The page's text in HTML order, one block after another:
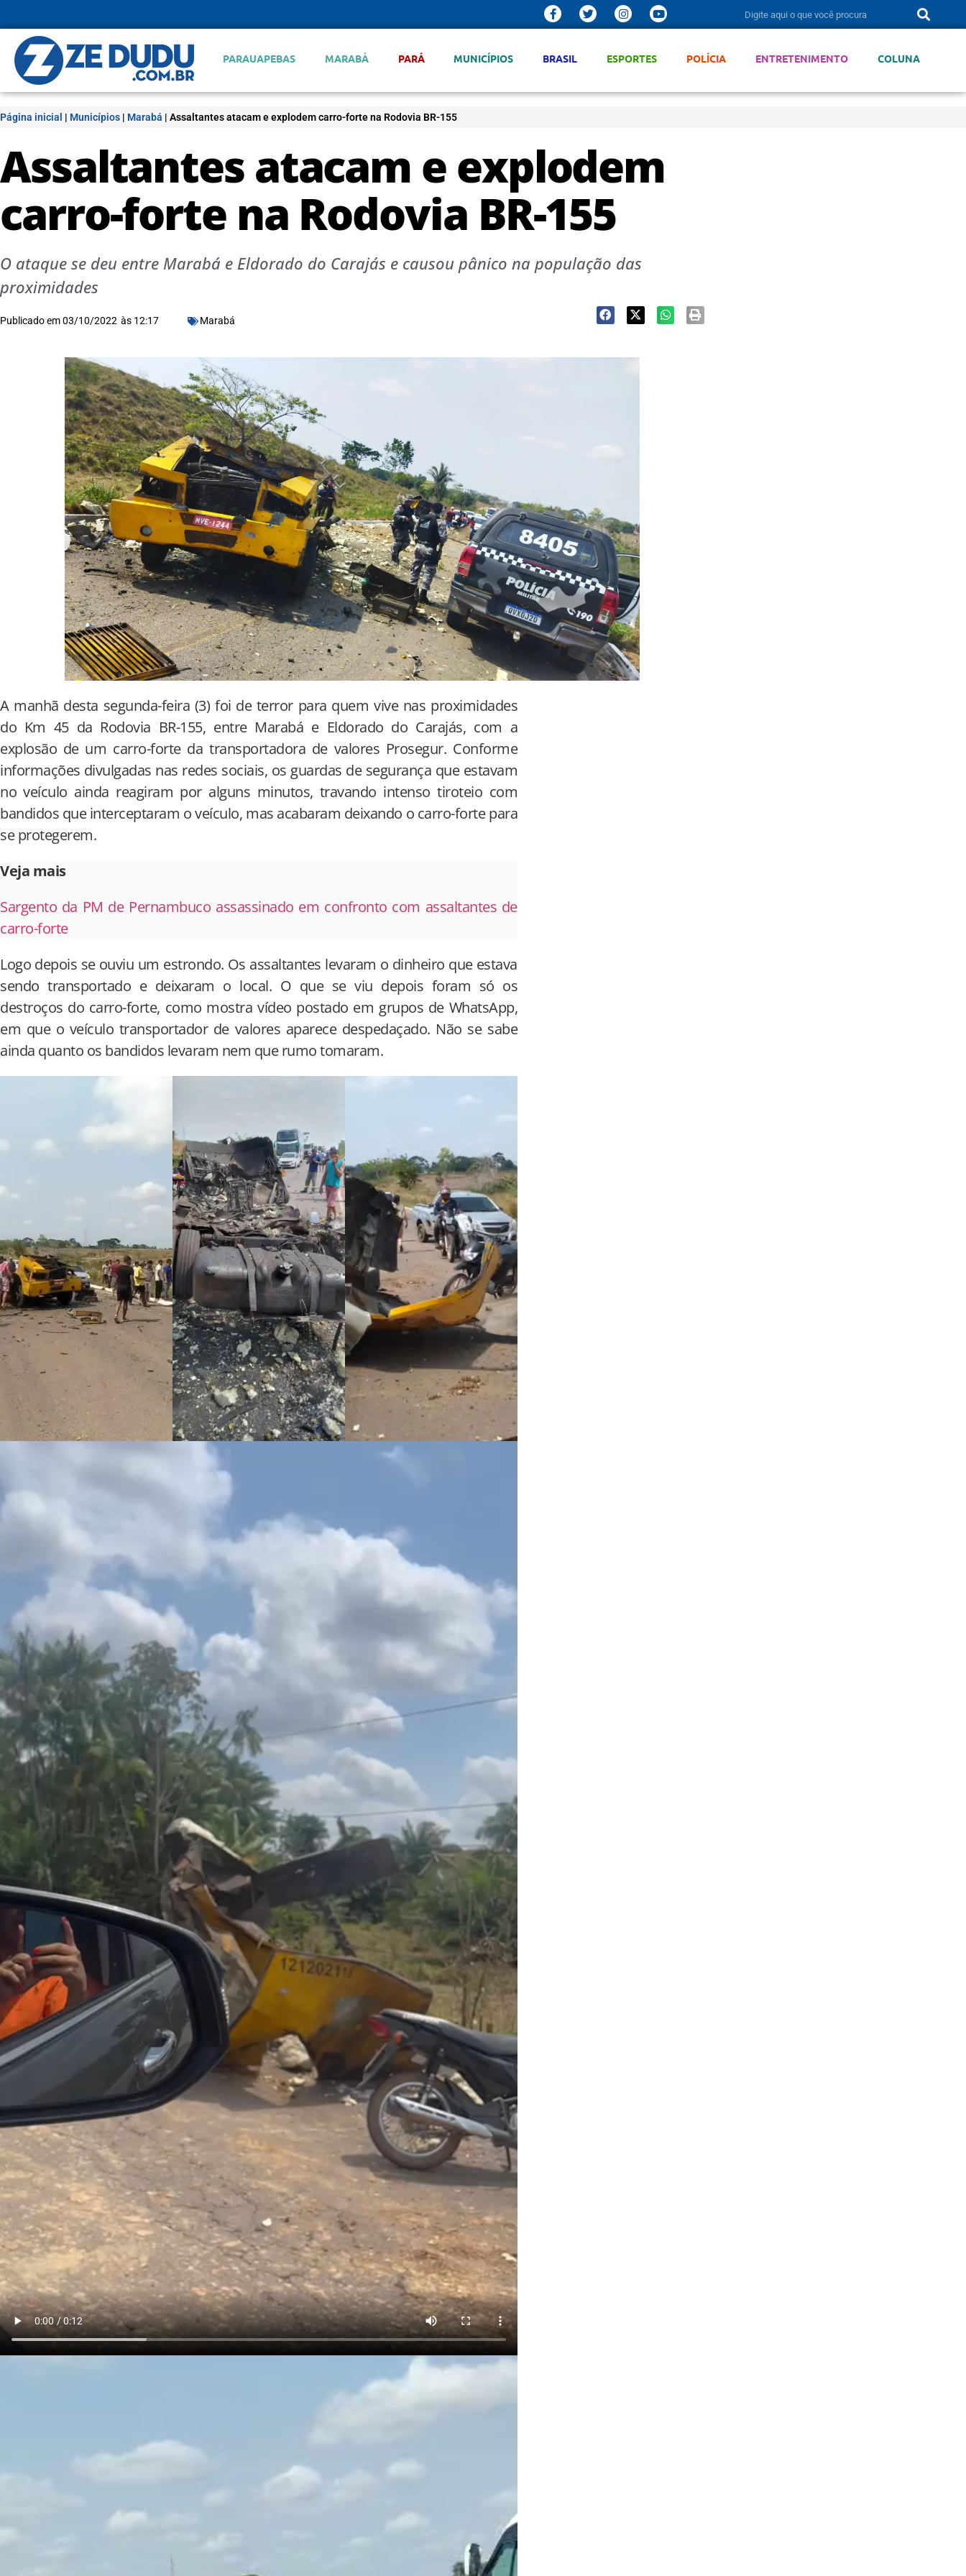
PARAUAPEBAS MARABÁ PARÁ MUNICÍPIOS BRASIL ESPORTES POLÍCIA ENTRETENIMENTO COLUNA
Página inicial | Municípios | Marabá | Assaltantes atacam e explodem carro-forte na Rodovia BR-155
Assaltantes atacam e explodem
carro-forte na Rodovia BR-155
O ataque se deu entre Marabá e Eldorado do Carajás e causou pânico na população das
proximidades
Publicado em03/10/2022 às 12:17 Marabá
A manhã desta segunda-feira (3) foi de terror para quem vive nas proximidades
do Km 45 da Rodovia BR-155, entre Marabá e Eldorado do Carajás, com a
explosão de um carro-forte da transportadora de valores Prosegur. Conforme
informações divulgadas nas redes sociais, os guardas de segurança que estavam
no veículo ainda reagiram por alguns minutos, travando intenso tiroteio com
bandidos que interceptaram o veículo, mas acabaram deixando o carro-forte para
se protegerem.
Veja mais
Sargento da PM de Pernambuco assassinado em confronto com assaltantes de
carro-forte
Logo depois se ouviu um estrondo. Os assaltantes levaram o dinheiro que estava
sendo transportado e deixaram o local. O que se viu depois foram só os
destroços do carro-forte, como mostra vídeo postado em grupos de WhatsApp,
em que o veículo transportador de valores aparece despedaçado. Não se sabe
ainda quanto os bandidos levaram nem que rumo tomaram.